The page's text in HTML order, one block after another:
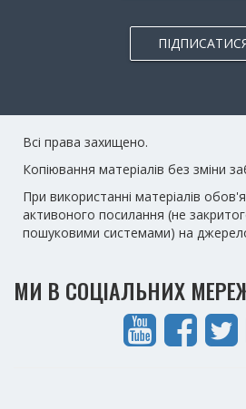
Всі права захищено.
Копіювання матеріалів без зміни
При використанні матеріалів
активоного посилання (не
пошуковими системами) на
МИ В СОЦІАЛЬНИХ